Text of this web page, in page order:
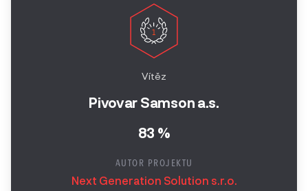
Vítěz
Pivovar Samson a.s.
83 %
AUTOR PROJEKTU
Next Generation Solution s.r.o.